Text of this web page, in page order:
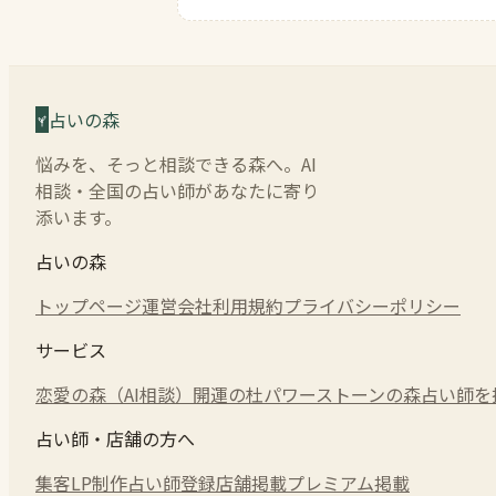
占いの森
悩みを、そっと相談できる森へ。AI
相談・全国の占い師があなたに寄り
添います。
占いの森
トップページ運営会社利用規約プライバシーポリシー
サービス
恋愛の森（AI相談） 開運の杜パワーストーンの森占い師
占い師・店舗の方へ
集客LP制作占い師登録店舗掲載プレミアム掲載